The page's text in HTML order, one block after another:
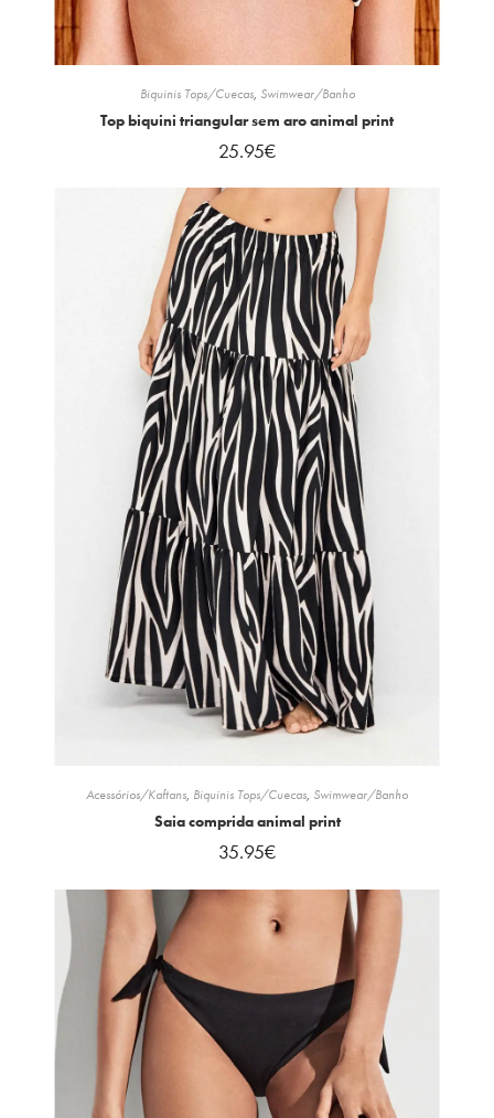
Biquinis Tops/Cuecas, Swimwear/Banho
Top biquini triangular sem aro animal print
25.95€
Acessórios/Kaftans, Biquinis Tops/Cuecas, Swimwear/Banho
Saia comprida animal print
35.95€